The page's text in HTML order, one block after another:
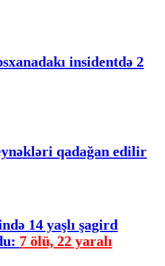
insidentdə 2
qadağan edilir
14 yaşlı şagird
7 ölü, 22 yaralı